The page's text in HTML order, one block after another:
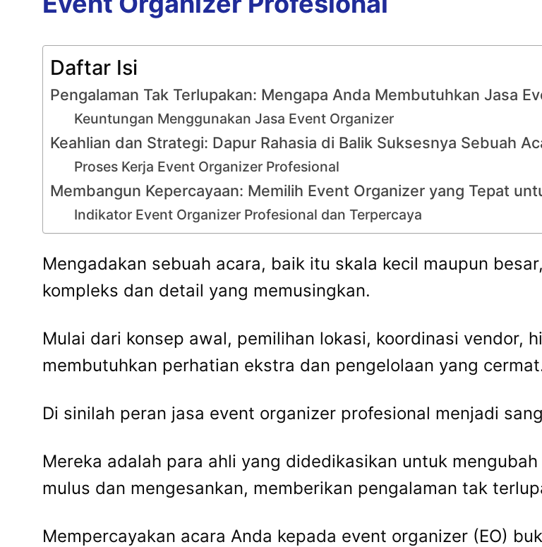
Daftar Isi
Pengalaman Tak Terlupakan: Mengapa Anda Membutuhkan Jasa
Keuntungan Menggunakan Jasa Event Organizer
Keahlian dan Strategi: Dapur Rahasia di Balik Suksesnya Sebuah
Proses Kerja Event Organizer Profesional
Membangun Kepercayaan: Memilih Event Organizer yang Tepat
Indikator Event Organizer Profesional dan Terpercaya
Mengadakan sebuah acara, baik itu skala kecil maupun
kompleks dan detail yang memusingkan.
Mulai dari konsep awal, pemilihan lokasi, koordinasi vendor,
membutuhkan perhatian ekstra dan pengelolaan yang
Di sinilah peran jasa event organizer profesional menjadi
Mereka adalah para ahli yang didedikasikan untuk
mulus dan mengesankan, memberikan pengalaman tak
Mempercayakan acara Anda kepada event organizer (EO)